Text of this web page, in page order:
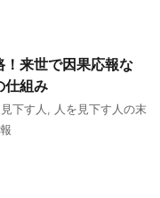
！来世で因果応報な
仕組み
下す人
人を見下す人の末